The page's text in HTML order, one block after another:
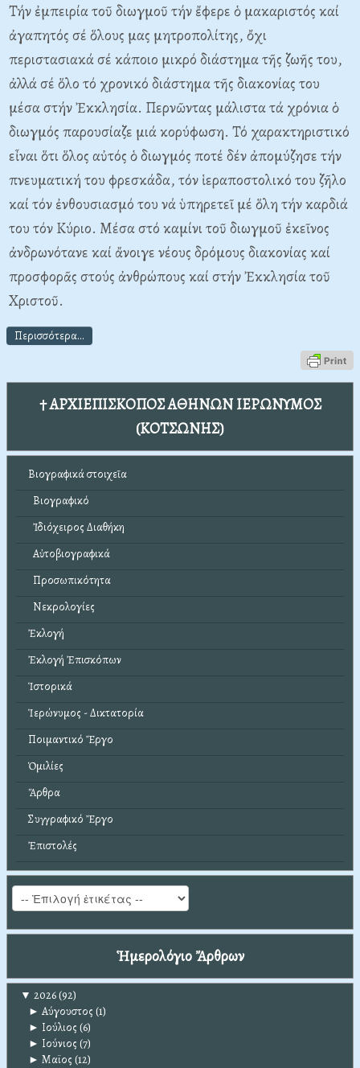
Τήν ἐμπειρία τοῦ διωγμοῦ τήν ἔφερε ὁ μακαριστός καί
ἀγαπητός σέ ὅλους μας μητροπολίτης, ὄχι
περιστασιακά σέ κάποιο μικρό διάστημα τῆς ζωῆς του,
ἀλλά σέ ὅλο τό χρονικό διάστημα τῆς διακονίας του
μέσα στήν Ἐκκλησία. Περνῶντας μάλιστα τά χρόνια ὁ
διωγμός παρουσίαζε μιά κορύφωση. Τό χαρακτηριστικό
εἶναι ὅτι ὅλος αὐτός ὁ διωγμός ποτέ δέν ἀπομύζησε τήν
πνευματική του φρεσκάδα, τόν ἱεραποστολικό του ζῆλο
καί τόν ἐνθουσιασμό του νά ὑπηρετεῖ μέ ὅλη τήν καρδιά
του τόν Κύριο. Μέσα στό καμίνι τοῦ διωγμοῦ ἐκεῖνος
ἀνδρωνότανε καί ἄνοιγε νέους δρόμους διακονίας καί
προσφορᾶς στούς ἀνθρώπους καί στήν Ἐκκλησία τοῦ
Χριστοῦ.
Περισσότερα...
† ΑΡΧΙΕΠΙΣΚΟΠΟΣ ΑΘΗΝΩΝ ΙΕΡΩΝΥΜΟΣ
(ΚΟΤΣΩΝΗΣ)
Βιογραφικά στοιχεῖα
Βιογραφικό
Ἰδιόχειρος Διαθήκη
Αὐτοβιογραφικά
Προσωπικότητα
Νεκρολογίες
Ἐκλογή
Ἐκλογή Ἐπισκόπων
Ἱστορικά
Ἱερώνυμος - Δικτατορία
Ποιμαντικό Ἔργο
Ὁμιλίες
Ἄρθρα
Συγγραφικό Ἔργο
Ἐπιστολές
Ἡμερολόγιο Ἄρθρων
▼ 2026(92)
► Αύγουστος (1)
► Ιούλιος (6)
► Ιούνιος (7)
► Μαϊος (12)